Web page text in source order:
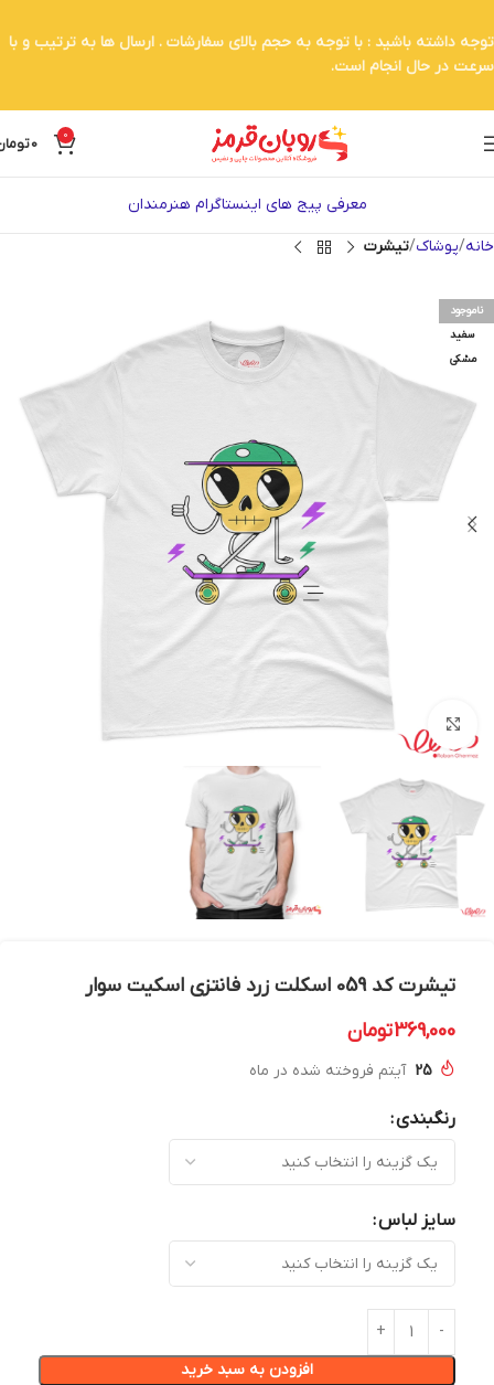
0
0
معرفی پیج های اینستاگرام هنرمندان
خانه پوشاک تیشرت
ناموجود
سفید
مشکی
بزرگنمایی تصویر
تیشرت کد 059 اسکلت زرد فانتزی اسکیت سوار
369,000تومان
25 آیتم فروخته شده در ماه
رنگبندی
سایز لباس
افزودن به سبد خرید
توجه داشته باشید : با توجه به حجم بالای سفارشات . ارسال ها به ترتیب و با
سرعت در حال انجام است.